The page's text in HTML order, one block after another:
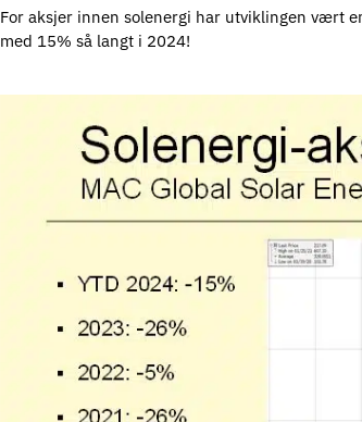
For aksjer innen solenergi har utviklingen vært
med 15% så langt i 2024!